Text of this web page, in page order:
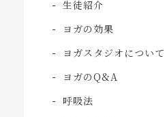
生徒紹介
ヨガの効果
ヨガスタジオについて
ヨガのQ&A
呼吸法